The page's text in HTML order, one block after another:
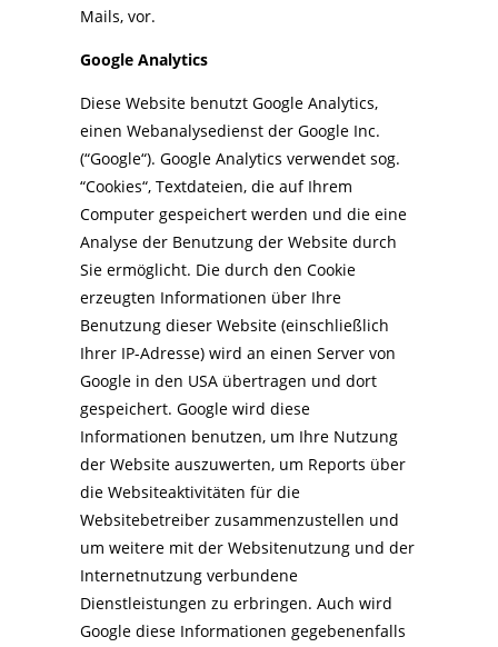
Mails, vor.
Google Analytics
Diese Website benutzt Google Analytics,
einen Webanalysedienst der Google Inc.
(“Google“). Google Analytics verwendet sog.
“Cookies“, Textdateien, die auf Ihrem
Computer gespeichert werden und die eine
Analyse der Benutzung der Website durch
Sie ermöglicht. Die durch den Cookie
erzeugten Informationen über Ihre
Benutzung dieser Website (einschließlich
Ihrer IP-Adresse) wird an einen Server von
Google in den USA übertragen und dort
gespeichert. Google wird diese
Informationen benutzen, um Ihre Nutzung
der Website auszuwerten, um Reports über
die Websiteaktivitäten für die
Websitebetreiber zusammenzustellen und
um weitere mit der Websitenutzung und der
Internetnutzung verbundene
Dienstleistungen zu erbringen. Auch wird
Google diese Informationen gegebenenfalls